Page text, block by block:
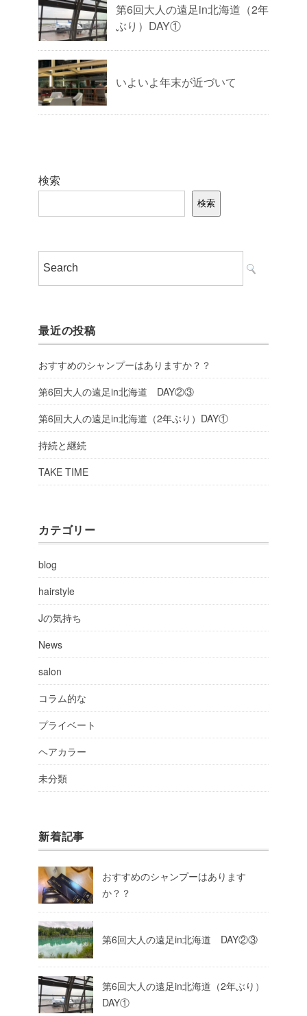
第6回大人の遠足in北海道（2年
ぶり）DAY①
いよいよ年末が近づいて
検索
検索
最近の投稿
おすすめのシャンプーはありますか？？
第6回大人の遠足in北海道 DAY②③
第6回大人の遠足in北海道（2年ぶり）DAY①
持続と継続
TAKE TIME
カテゴリー
blog
hairstyle
Jの気持ち
News
salon
コラム的な
プライベート
ヘアカラー
未分類
新着記事
おすすめのシャンプーはあります
か？？
第6回大人の遠足in北海道 DAY②③
第6回大人の遠足in北海道（2年ぶり）
DAY①